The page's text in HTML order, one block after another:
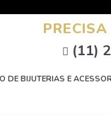
(11)
DE BIJUTERIAS E